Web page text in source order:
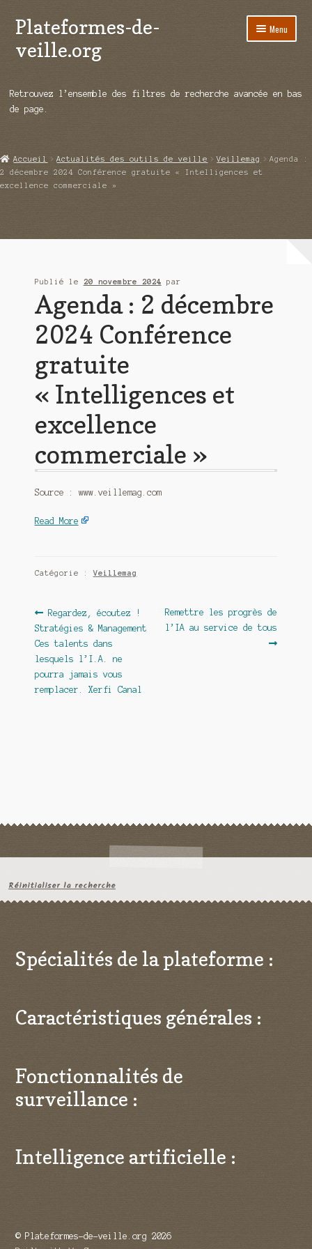
Aller
à
la
Aller
au
contenu
Plateformes-de-
veille.org
Menu
Répertoire d’ouitils
Démos vidéos
Qui sommes-nous ?
Retrouvez l’ensemble des filtres de recherche avancée en bas
de page.
Accueil Actualités des outils de veille Veillemag
Agenda :
2 décembre 2024 Conférence gratuite « Intelligences et
excellence commerciale »
Publié le 20 novembre 2024 par
Agenda : 2 décembre
2024 Conférence
gratuite
« Intelligences et
excellence
commerciale »
Source : www.veillemag.com
Read More
Catégorie :Veillemag
Navigation
de
l’article
Article
précédent :
Regardez, écoutez !
Stratégies & Management
Ces talents dans
lesquels l’I.A. ne
pourra jamais vous
remplacer. Xerfi Canal
Article
suivant :
Remettre les progrès de
l’IA au service de tous
Réinitialiser la recherche
Spécialités de la plateforme :
Caractéristiques générales :
Fonctionnalités de
surveillance :
Intelligence artificielle :
© Plateformes-de-veille.org 2026